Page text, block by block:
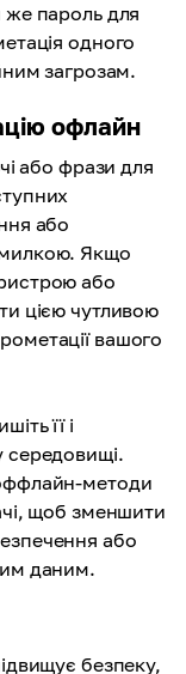
же пароль для
одного
загрозам.
офлайн
або фрази для
або
Якщо
або
цією чутливою
вашого
її і
середовищі.
методи
щоб зменшити
або
даним.
безпеку,